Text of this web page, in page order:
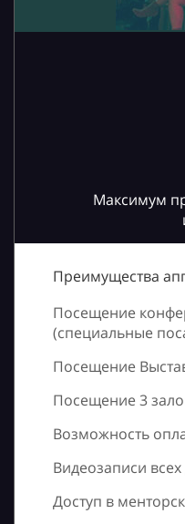
Максимум
Преимущества
Посещение
(специальные
Посещение
Посещение 3
Возможность
Видеозаписи
Доступ в